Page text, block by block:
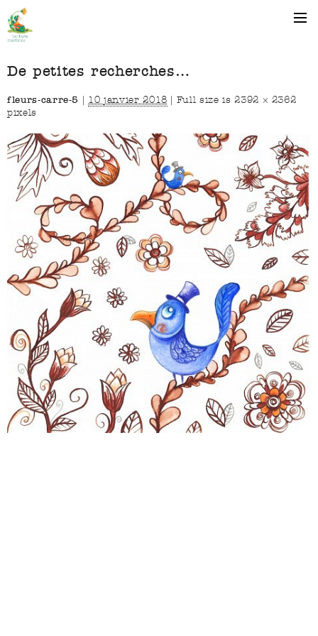
De petites recherches…
fleurs-carre-5 10 janvier 2018 Full size is2392 × 2362
pixels